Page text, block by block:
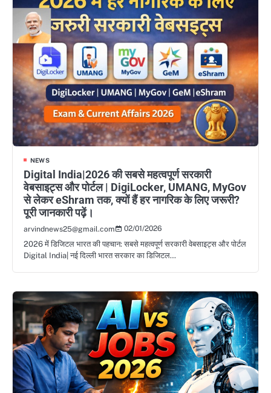
NEWS
Digital India|2026 की सबसे महत्वपूर्ण सरकारी
वेबसाइट्स और पोर्टल | DigiLocker, UMANG, MyGov
से लेकर eShram तक, क्यों हैं हर नागरिक के लिए जरूरी?
पूरी जानकारी पढ़ें।
arvindnews25@gmail.com
02/01/2026
2026 में डिजिटल भारत की पहचान: सबसे महत्वपूर्ण सरकारी वेबसाइट्स और पोर्टल
Digital India| नई दिल्ली भारत सरकार का डिजिटल…